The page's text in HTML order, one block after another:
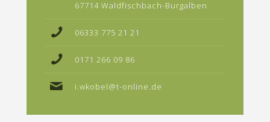
67714 Waldfischbach-Burgalben
06333 775 21 21
0171 266 09 86
i.wkobel@t-online.de